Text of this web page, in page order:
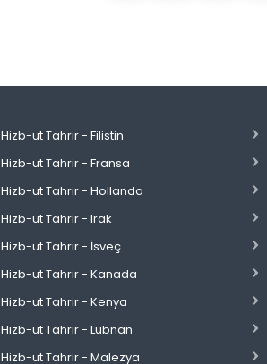
Hizb-ut Tahrir - Filistin
Hizb-ut Tahrir - Fransa
Hizb-ut Tahrir - Hollanda
Hizb-ut Tahrir - Irak
Hizb-ut Tahrir - İsveç
Hizb-ut Tahrir - Kanada
Hizb-ut Tahrir - Kenya
Hizb-ut Tahrir - Lübnan
Hizb-ut Tahrir - Malezya